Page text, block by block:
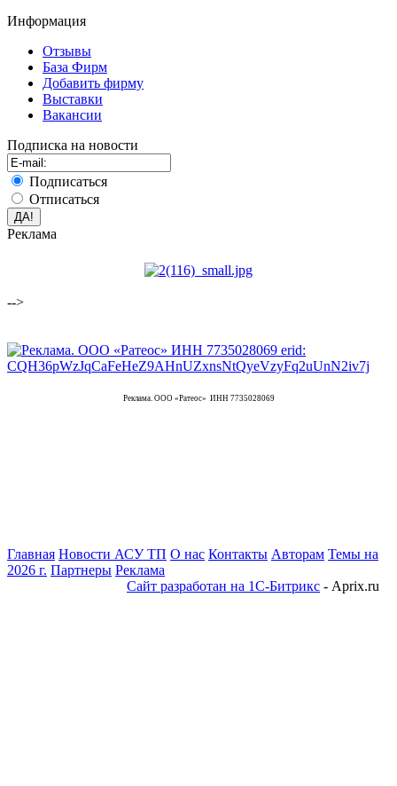
Информация
Отзывы
База Фирм
Добавить фирму
Выставки
Вакансии
Подписка на новости
Подписаться
Отписаться
Реклама
-->
Реклама. ООО «Ратеос» ИНН 7735028069
Главная Новости АСУ ТП О нас Контакты Авторам Темы на
2026 г. Партнеры Реклама
Сайт разработан на 1С-Битрикс - Aprix.ru